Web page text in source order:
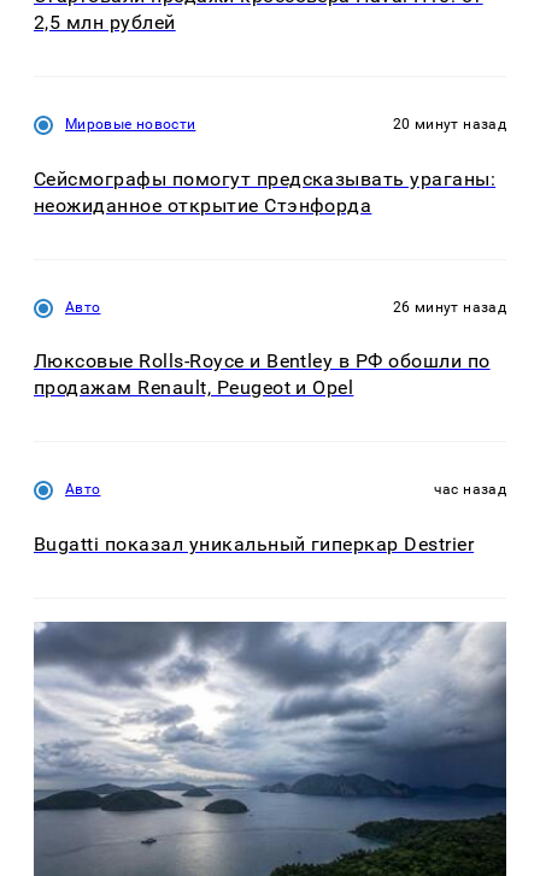
2,5 млн рублей
Мировые новости 20 минут назад
Сейсмографы помогут предсказывать ураганы:
неожиданное открытие Стэнфорда
Авто 26 минут назад
Люксовые Rolls-Royce и Bentley в РФ обошли по
продажам Renault, Peugeot и Opel
Авто час назад
Bugatti показал уникальный гиперкар Destrier